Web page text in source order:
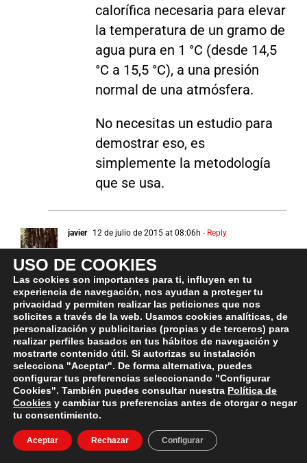
calorífica necesaria para elevar
la temperatura de un gramo de
agua pura en 1 °C (desde 14,5
°C a 15,5 °C), a una presión
normal de una atmósfera.
No necesitas un estudio para
demostrar eso, es
simplemente la metodología
que se usa.
javier 12 de julio de 2015 at 08:06h - Reply
wow, estos dos articulos estuvieron
tremendos!
Víctor 12 de julio de 2015 at 14:23h- Reply
Muchas gracias Javier ^^
Pedro 27 de enero de 2015 at 00:06h - Reply
Hola Victor,felicidades por la
pagina,muy bien explicado,y lo que
USO DE COOKIES
Las cookies son importantes para ti, influyen en tu
experiencia de navegación, nos ayudan a proteger tu
privacidad y permiten realizar las peticiones que nos
solicites a través de la web. Usamos cookies analíticas, de
personalización y publicitarias (propias y de terceros) para
realizar perfiles basados en tus hábitos de navegación y
mostrarte contenido útil. Si autorizas su instalación
selecciona "Aceptar". De forma alternativa, puedes
configurar tus preferencias seleccionando "Configurar
Cookies". También puedes consultar nuestra Política de
Cookies y cambiar tus preferencias antes de otorgar o negar
tu consentimiento.
Aceptar Rechazar Configurar